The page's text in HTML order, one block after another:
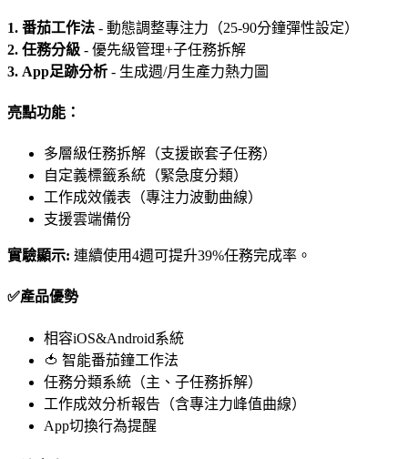
1. 番茄工作法 - 動態調整專注力（25-90分鐘彈性設定）
2. 任務分級 - 優先級管理+子任務拆解
3. App足跡分析 - 生成週/月生產力熱力圖
亮點功能：
多層級任務拆解（支援嵌套子任務）
自定義標籤系統（緊急度分類）
工作成效儀表（專注力波動曲線）
支援雲端備份
實驗顯示: 連續使用4週可提升39%任務完成率。
✅產品優勢
相容iOS&Android系統
🍅 智能番茄鐘工作法
任務分類系統（主、子任務拆解）
工作成效分析報告（含專注力峰值曲線）
App切換行為提醒